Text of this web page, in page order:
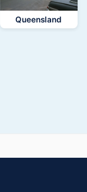
Queensland